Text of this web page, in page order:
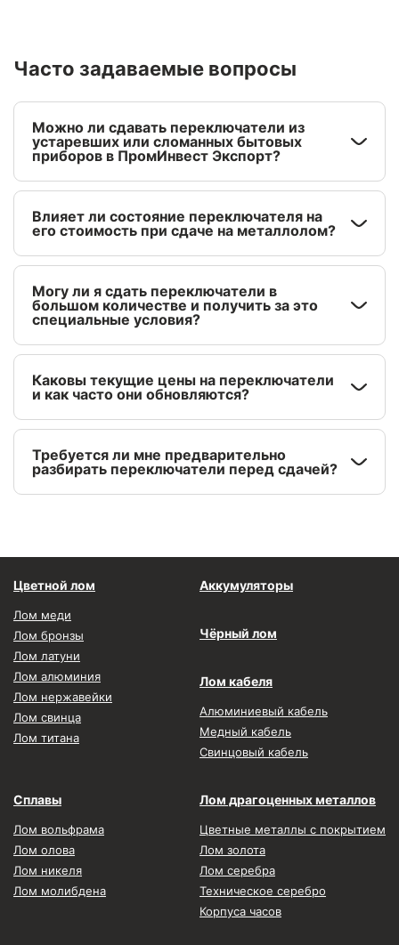
Часто задаваемые вопросы
Можно ли сдавать переключатели из
устаревших или сломанных бытовых
приборов в ПромИнвест Экспорт?
Влияет ли состояние переключателя на
его стоимость при сдаче на металлолом?
Могу ли я сдать переключатели в
большом количестве и получить за это
специальные условия?
Каковы текущие цены на переключатели
и как часто они обновляются?
Требуется ли мне предварительно
разбирать переключатели перед сдачей?
Цветной лом
Лом меди
Лом бронзы
Лом латуни
Лом алюминия
Лом нержавейки
Лом свинца
Лом титана
Аккумуляторы
Чёрный лом
Лом кабеля
Алюминиевый кабель
Медный кабель
Свинцовый кабель
Сплавы
Лом вольфрама
Лом олова
Лом никеля
Лом молибдена
Лом драгоценных металлов
Цветные металлы с покрытием
Лом золота
Лом серебра
Техническое серебро
Корпуса часов